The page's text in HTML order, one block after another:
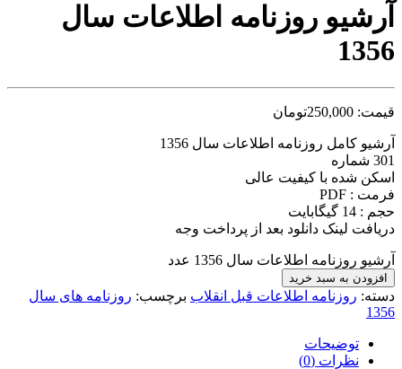
آرشیو روزنامه اطلاعات سال
1356
قیمت: 250,000تومان
آرشیو کامل روزنامه اطلاعات سال 1356
301 شماره
اسکن شده با کیفیت عالی
فرمت : PDF
حجم : 14 گیگابایت
دریافت لینک دانلود بعد از پرداخت وجه
آرشیو روزنامه اطلاعات سال 1356 عدد
افزودن به سبد خرید
دسته: روزنامه اطلاعات قبل انقلاب برچسب: روزنامه های سال
1356
توضیحات
نظرات (0)